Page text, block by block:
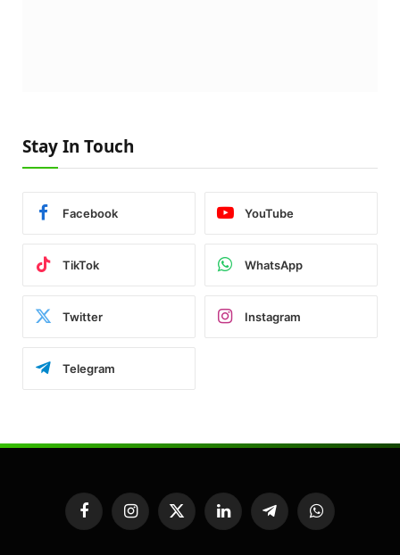
Stay In Touch
Facebook YouTube
TikTok WhatsApp
Twitter Instagram
Telegram
FacebookInstagram
X
LinkedInTelegramWhatsApp